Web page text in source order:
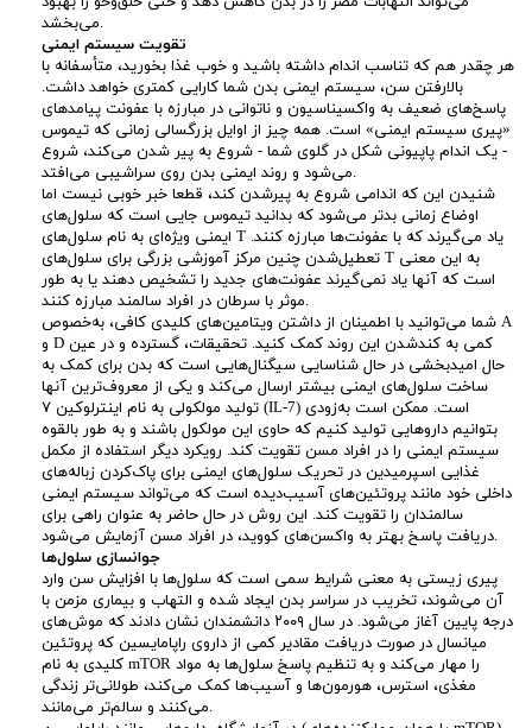
می‌بخشد.
تقویت سیستم ایمنی
هر چقدر هم که تناسب اندام داشته باشید و خوب غذا بخورید، متأسفانه با
بالارفتن سن، سیستم ایمنی بدن شما کارایی کمتری خواهد داشت.
پاسخ‌های ضعیف به واکسیناسیون و ناتوانی در مبارزه با عفونت پیامدهای
«پیری سیستم ایمنی» است. همه چیز از اوایل بزرگسالی زمانی که تیموس
- یک اندام پاپیونی شکل در گلوی شما - شروع به پیر شدن می‌کند، شروع
می‌شود و روند ایمنی بدن روی سراشیبی می‌افتد.
شنیدن این که اندامی شروع به پیرشدن کند، قطعا خبر خوبی نیست اما
اوضاع زمانی بدتر می‌شود که بدانید تیموس جایی است که سلول‌های
ایمنی ویژه‌ای به نام سلول‌های T یاد می‌گیرند که با عفونت‌ها مبارزه کنند.
تعطیل‌شدن چنین مرکز آموزشی بزرگی برای سلول‌های T به این معنی
است که آنها یاد نمی‌گیرند عفونت‌های جدید را تشخیص دهند یا به طور
موثر با سرطان در افراد سالمند مبارزه کنند.
شما می‌توانید با اطمینان از داشتن ویتامین‌های کلیدی کافی، به‌خصوص A
و D کمی به کندشدن این روند کمک کنید. تحقیقات، گسترده و در عین
حال امیدبخشی در حال شناسایی سیگنال‌هایی است که بدن برای کمک به
ساخت سلول‌های ایمنی بیشتر ارسال می‌کند و یکی از معروف‌ترین آنها
تولید مولکولی به نام اینترلوکین ۷ (IL-7) است. ممکن است به‌زودی
بتوانیم داروهایی تولید کنیم که حاوی این مولکول باشند و به طور بالقوه
سیستم ایمنی را در افراد مسن تقویت کند. رویکرد دیگر استفاده از مکمل
غذایی اسپرمیدین در تحریک سلول‌های ایمنی برای پاک‌کردن زباله‌های
داخلی خود مانند پروتئین‌های آسیب‌دیده است که می‌تواند سیستم ایمنی
سالمندان را تقویت کند. این روش در حال حاضر به عنوان راهی برای
دریافت پاسخ بهتر به واکسن‌های کووید، در افراد مسن آزمایش می‌شود.
جوانسازی سلول‌ها
پیری زیستی به معنی شرایط سمی است که سلول‌ها با افزایش سن وارد
آن می‌شوند، تخریب در سراسر بدن ایجاد شده و التهاب و بیماری مزمن با
درجه پایین آغاز می‌شود. در سال ۲۰۰۹ دانشمندان نشان دادند که موش‌های
میانسال در صورت دریافت مقادیر کمی از داروی راپامایسین که پروتئین
کلیدی به نام mTOR را مهار می‌کند و به تنظیم پاسخ سلول‌ها به مواد
مغذی، استرس، هورمون‌ها و آسیب‌ها کمک می‌کند، طولانی‌تر زندگی
می‌کنند و سالم‌تر می‌مانند.